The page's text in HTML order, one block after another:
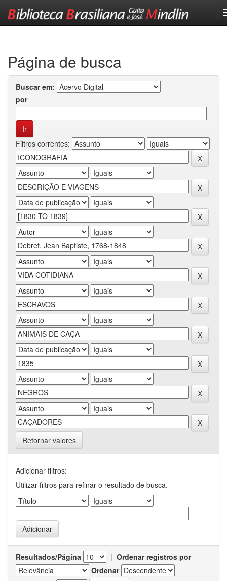
Página de busca
Buscar em:
por
Filtros correntes:
Retornar valores
Adicionar filtros:
Utilizar filtros para refinar o resultado de busca.
Resultados/Página | Ordenar registros por
Ordenar